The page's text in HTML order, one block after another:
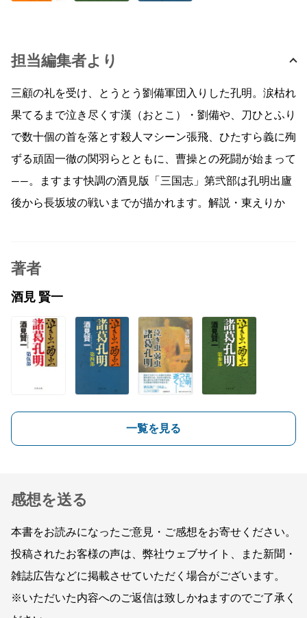
担当編集者より
三顧の礼を受け、とうとう劉備軍団入りした孔明。涙枯れ
果てるまで泣き尽くす漢（おとこ）・劉備や、刀ひとふり
で数十個の首を落とす殺人マシーン張飛、ひたすら義に殉
ずる頑固一徹の関羽らとともに、曹操との死闘が始まって
――。ますます快調の酒見版「三国志」第弐部は孔明出廬
後から長坂坡の戦いまでが描かれます。解説・東えりか
著者
酒見 賢一
一覧を見る
感想を送る
本書をお読みになったご意見・ご感想をお寄せください。
投稿されたお客様の声は、弊社ウェブサイト、また新聞・
雑誌広告などに掲載させていただく場合がございます。
※いただいた内容へのご返信は致しかねますのでご了承く